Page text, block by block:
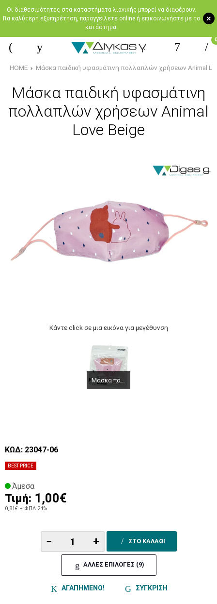
+
Oι διαθεσιμότητες στα καταστήματα λιανικής μπορεί να διαφέρουν.
Για καλύτερη εξυπηρέτηση, παραγγείλετε online ή επικοινωνήστε με το
κατάστημα.
0
HOME Μάσκα παιδική υφασμάτινη πολλαπλών χρήσεων Animal
Μάσκα παιδική υφασμάτινη
πολλαπλών χρήσεων Animal
Love Beige
Κάντε click σε μια εικόνα για μεγέθυνση
Μάσκα παιδική βαμβακερή πολλαπλών χρήσεων Animal Love Beige
BEST PRICE
ΚΩΔ: 23047-06
Άμεσα
Τιμή: 1,00€
0,81€ + ΦΠΑ 24%
− + ΣΤΟ ΚΑΛΑΘΙ
ΑΛΛΕΣ ΕΠΙΛΟΓΕΣ (9)
ΑΓΑΠΗΜΕΝΟ! ΣΥΓΚΡΙΣΗ